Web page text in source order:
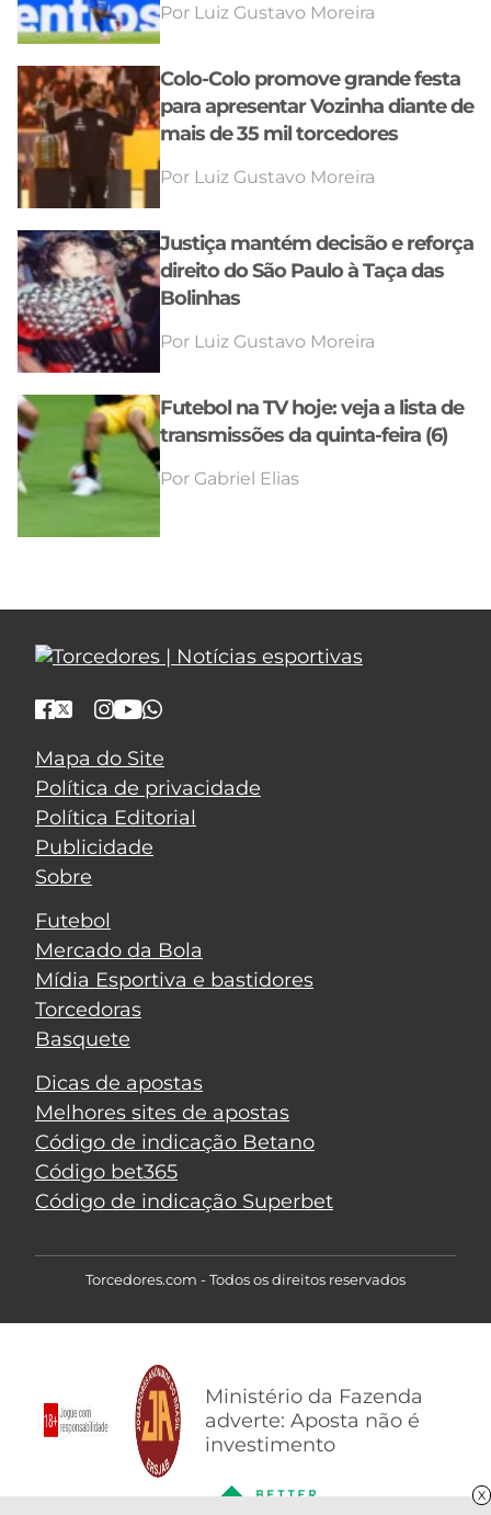
X
Por Luiz Gustavo Moreira
Colo-Colo promove grande festa
para apresentar Vozinha diante de
mais de 35 mil torcedores
Por Luiz Gustavo Moreira
Justiça mantém decisão e reforça
direito do São Paulo à Taça das
Bolinhas
Por Luiz Gustavo Moreira
Futebol na TV hoje: veja a lista de
transmissões da quinta-feira (6)
Por Gabriel Elias
Mapa do Site
Política de privacidade
Política Editorial
Publicidade
Sobre
Futebol
Mercado da Bola
Mídia Esportiva e bastidores
Torcedoras
Basquete
Dicas de apostas
Melhores sites de apostas
Código de indicação Betano
Código bet365
Código de indicação Superbet
Torcedores.com - Todos os direitos reservados
Ministério da Fazenda
adverte: Aposta não é
investimento